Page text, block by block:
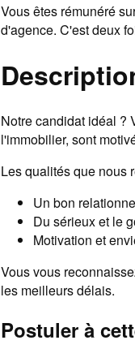
Vous êtes rémunéré
d'agence. C'est deux
Notre candidat idéal ?
l'immobilier, sont
Les qualités que nous
Un bon
Du sérieux et le
Motivation et
Vous vous
les meilleurs délais.
Postuler à